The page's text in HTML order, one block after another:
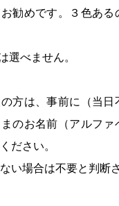
勧めです。３色ある
選べません。
方は、事前に（当日
のお名前（アルフ
ださい。
い場合は不要と判断